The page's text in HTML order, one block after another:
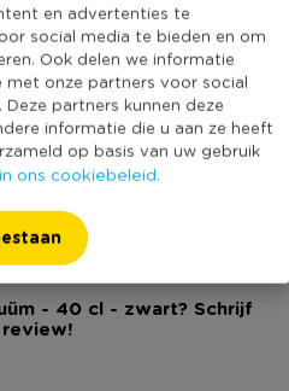
en advertenties te
social media te bieden en om
Ook delen we informatie
met onze partners voor social
partners kunnen deze
informatie die u aan ze heeft
op basis van uw gebruik
ons cookiebeleid.
7
20
Zwart
0.4
(Nog) geen score
- 40 cl - zwart? Schrijf